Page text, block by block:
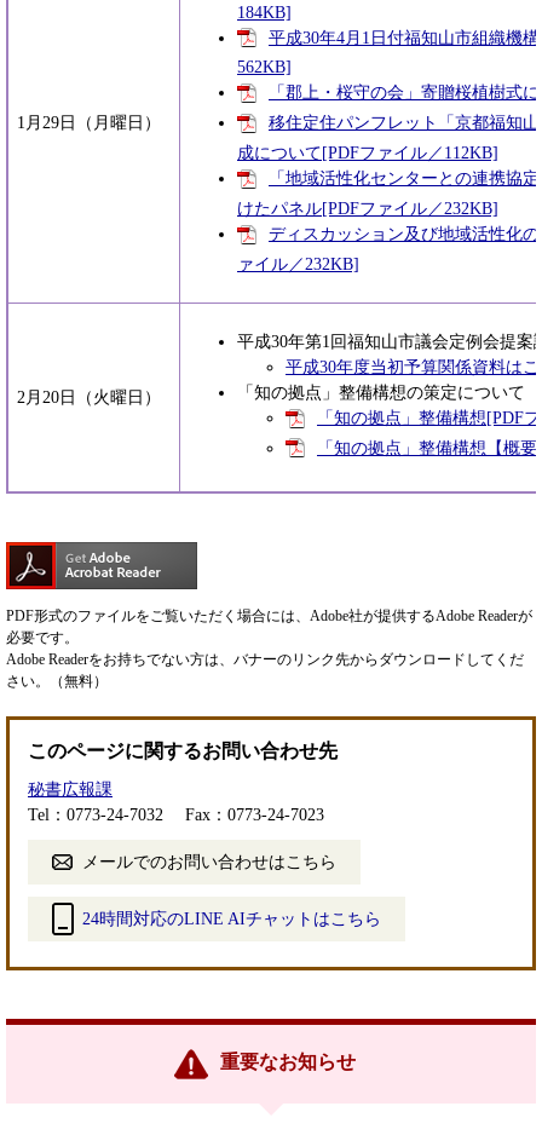
1月29日（月曜日）
184KB]
平成30年4月1日付福知山市組織機
562KB]
「郡上・桜守の会」寄贈桜植樹式
移住定住パンフレット「京都福知
成について[PDFファイル／112KB]
「地域活性化センターとの連携協
けたパネル[PDFファイル／232KB]
ディスカッション及び地域活性化
ァイル／232KB]
2月20日（火曜日）
平成30年第1回福知山市議会定例会提案
平成30年度当初予算関係資料は
「知の拠点」整備構想の策定について
「知の拠点」整備構想[PDF
「知の拠点」整備構想【概
PDF形式のファイルをご覧いただく場合には、Adobe社が提供するAdobe Readerが
必要です。
Adobe Readerをお持ちでない方は、バナーのリンク先からダウンロードしてくだ
さい。（無料）
このページに関するお問い合わせ先
秘書広報課
Tel：0773-24-7032
Fax：0773-24-7023
メールでのお問い合わせはこちら
24時間対応のLINE AIチャットはこちら
リ
重要なお知らせ